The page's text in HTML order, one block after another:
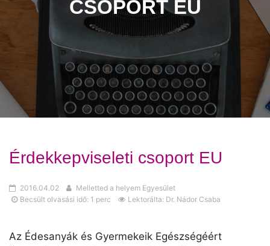
CSOPORT EU
Érdekkepviseleti csoport EU
2016.04.02
Melletted a helyem Egyesület
Becsült olvasási idő: 1 perc
Lektorálta: Dr. Nádor Csaba
Az Édesanyák és Gyermekeik Egészségéért